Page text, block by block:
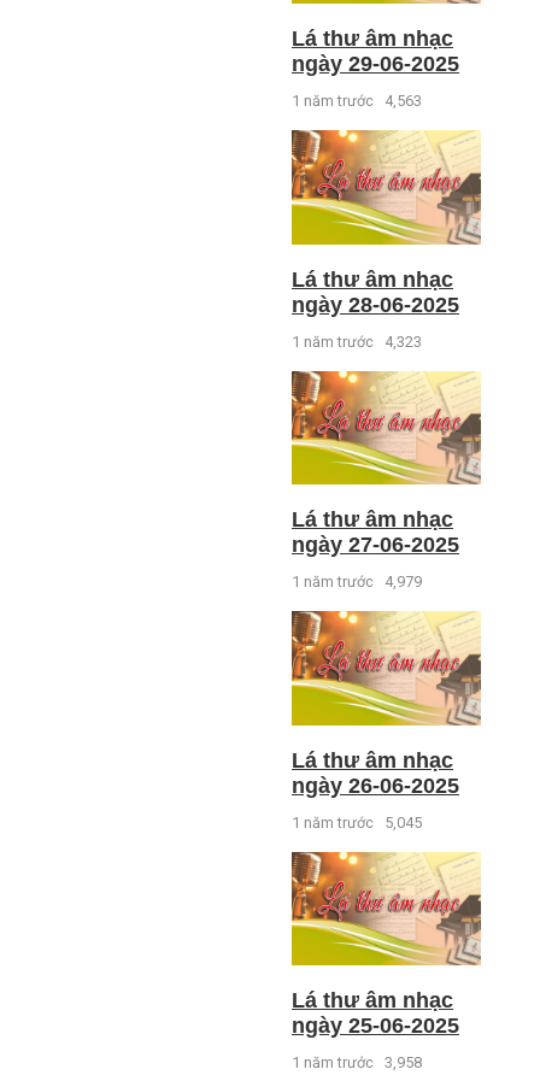
Lá thư âm nhạc
ngày 29-06-2025
1 năm trước 4,563
Lá thư âm nhạc
ngày 28-06-2025
1 năm trước 4,323
Lá thư âm nhạc
ngày 27-06-2025
1 năm trước 4,979
Lá thư âm nhạc
ngày 26-06-2025
1 năm trước 5,045
Lá thư âm nhạc
ngày 25-06-2025
1 năm trước 3,958